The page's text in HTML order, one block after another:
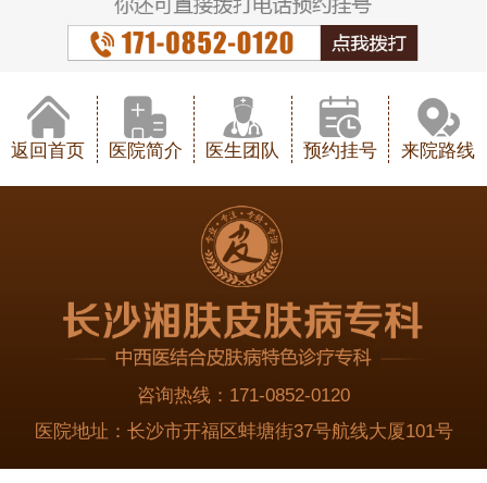
返回首页 医院简介 医生团队 预约挂号 来院路线
咨询热线： 171-0852-0120
医院地址： 长沙市开福区蚌塘街37号航线大厦101号